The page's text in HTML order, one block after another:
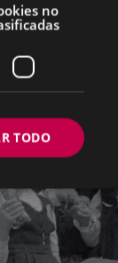
no
TODO